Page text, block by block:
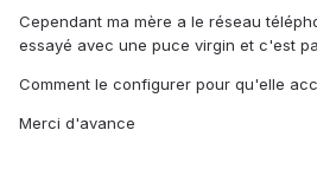
Cependant ma mère a le réseau
essayé avec une puce virgin et c'est
Comment le configurer pour qu'elle
Merci d'avance